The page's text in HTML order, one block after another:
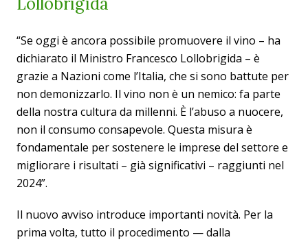
“Se oggi è ancora possibile promuovere il vino – ha
dichiarato il Ministro Francesco Lollobrigida – è
grazie a Nazioni come l’Italia, che si sono battute per
non demonizzarlo. Il vino non è un nemico: fa parte
della nostra cultura da millenni. È l’abuso a nuocere,
non il consumo consapevole. Questa misura è
fondamentale per sostenere le imprese del settore e
migliorare i risultati – già significativi – raggiunti nel
2024”.
Il nuovo avviso introduce importanti novità. Per la
prima volta, tutto il procedimento — dalla